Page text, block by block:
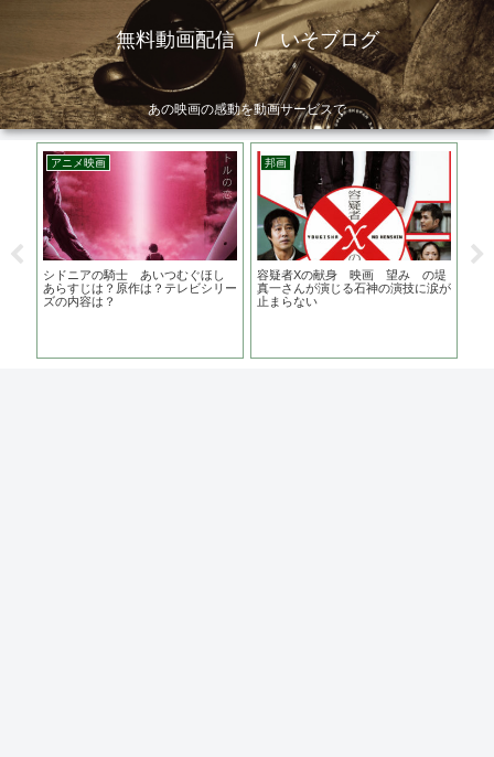
無料動画配信 / いそブログ
あの映画の感動を動画サービスで
アニメ映画
シドニアの騎士 あいつむぐほし
あらすじは？原作は？テレビシリー
ズの内容は？
邦画
容疑者Xの献身 映画 望み の堤
真一さんが演じる石神の演技に涙が
止まらない